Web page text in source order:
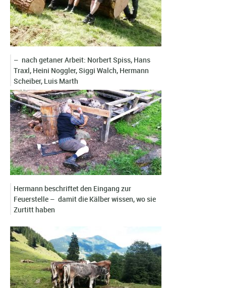
– nach getaner Arbeit: Norbert Spiss, Hans
Traxl, Heini Noggler, Siggi Walch, Hermann
Scheiber, Luis Marth
Hermann beschriftet den Eingang zur
Feuerstelle – damit die Kälber wissen, wo sie
Zurtitt haben